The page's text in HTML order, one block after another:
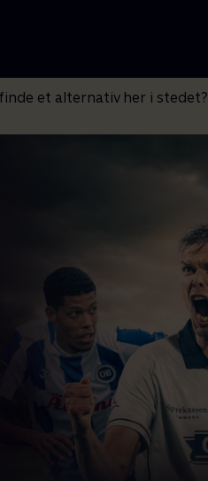
et alternativ her i stedet?